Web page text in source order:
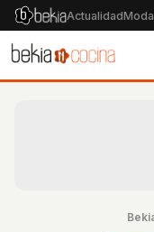
ActualidadModa